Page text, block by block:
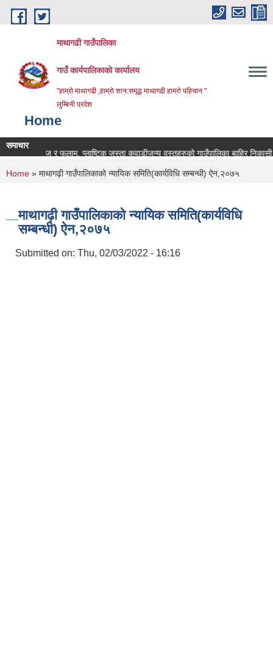
Skip to main content
माथागढी गाउँपालिका
गाउँ कार्यपालिकाको कार्यालय
"हाम्रो माथागढी ,हाम्रो शान:समृद्ध माथागढी हाम्रो पहिचान "
लुम्बिनी प्रदेश
Home
समाचार
उपज र फलाम, प्लाष्टिक जस्ता कवाडीजन्य वस्तुहरुको गाउँपालिका बाहिर निकासी
You are here
Home » माथागढ़ी गाउँपालिकाको न्यायिक समिति(कार्यविधि सम्बन्धी) ऐन,२०७५
माथागढ़ी गाउँपालिकाको न्यायिक समिति(कार्यविधि
सम्बन्धी) ऐन,२०७५
Submitted on: Thu, 02/03/2022 - 16:16